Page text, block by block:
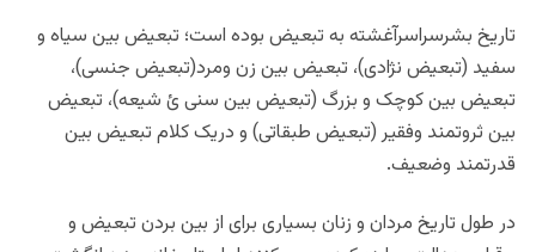
تاریخ بشرسراسرآغشته به تبعیض بوده است؛ تبعیض بین سیاه و
سفید (تبعیض نژادی)، تبعیض بین زن ومرد(تبعیض جنسی)،
تبعیض بین کوچک و بزرگ (تبعیض بین سنی ئ شیعه)، تبعیض
بین ثروتمند وفقیر (تبعیض طبقاتی) و دریک کلام تبعیض بین
قدرتمند وضعیف.
در طول تاریخ مردان و زنان بسیارى براى از بین بردن تبعیض و